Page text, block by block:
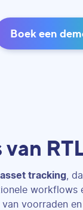
Boek een
asset tracking ,
voorraden